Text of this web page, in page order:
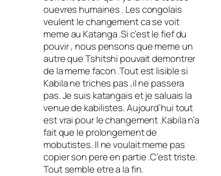
ouevres humaines . Les congolais
veulent le changement ca se voit
meme au Katanga .Si c’est le fief du
pouvir , nous pensons que meme un
autre que Tshitshi pouvait demontrer
de la meme facon .Tout est lisible si
Kabila ne triches pas ,il ne passera
pas. Je suis katangais et je saluais la
venue de kabilistes. Aujourd’hui tout
est vrai pour le changement .Kabila n’a
fait que le prolongement de
mobutistes. Il ne voulait meme pas
copier son pere en partie .C’est triste.
Tout semble etre a la fin.